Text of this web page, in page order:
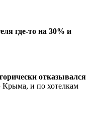
где-то на 30% и
отказывался
и по хотелкам